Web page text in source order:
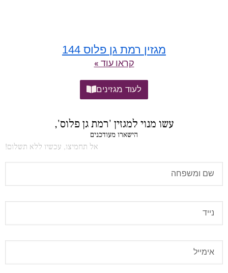
מגזין רמת גן פלוס 144
קראו עוד »
לעוד מגזינים
עשו מנוי למגזין 'רמת גן פלוס',
הישארו מעודכנים
אל תחמיצו, עכשיו ללא תשלום!